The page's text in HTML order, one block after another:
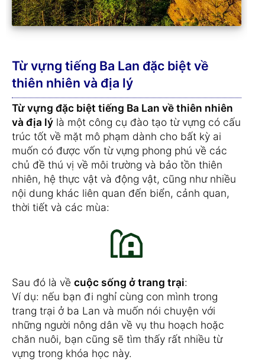
Từ vựng tiếng Ba Lan đặc biệt về
thiên nhiên và địa lý
Từ vựng đặc biệt tiếng Ba Lan về thiên nhiên
và địa lý là một công cụ đào tạo từ vựng có cấu
trúc tốt về mặt mô phạm dành cho bất kỳ ai
muốn có được vốn từ vựng phong phú về các
chủ đề thú vị về môi trường và bảo tồn thiên
nhiên, hệ thực vật và động vật, cũng như nhiều
nội dung khác liên quan đến biển, cảnh quan,
thời tiết và các mùa:
Sau đó là về cuộc sống ở trang trại:
Ví dụ: nếu bạn đi nghỉ cùng con mình trong
trang trại ở ba Lan và muốn nói chuyện với
những người nông dân về vụ thu hoạch hoặc
chăn nuôi, bạn cũng sẽ tìm thấy rất nhiều từ
vựng trong khóa học này.